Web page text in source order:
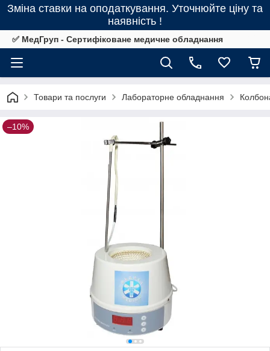
Зміна ставки на оподаткування. Уточнюйте ціну та
наявність !
✅ МедГруп - Сертифіковане медичне обладнання
Товари та послуги Лабораторне обладнання
–10%